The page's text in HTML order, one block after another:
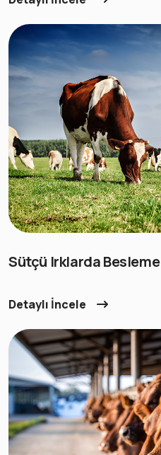
Sütçü Irklarda Besleme
Detaylı İncele